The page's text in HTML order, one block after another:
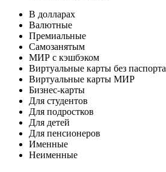
В долларах
Валютные
Премиальные
Самозанятым
МИР с кэшбэком
Виртуальные карты без паспорта
Виртуальные карты МИР
Бизнес-карты
Для студентов
Для подростков
Для детей
Для пенсионеров
Именные
Неименные